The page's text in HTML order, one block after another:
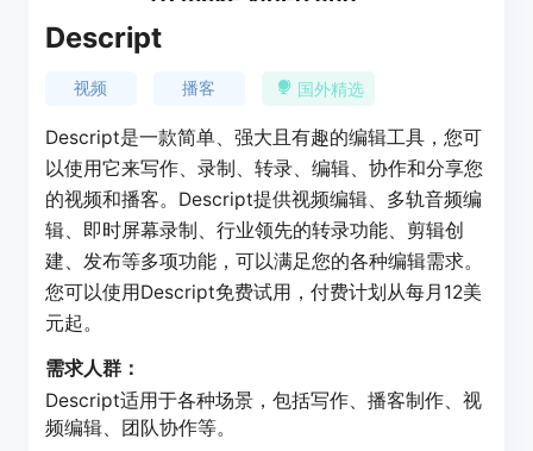
Descript
视频 播客 国外精选
Descript是一款简单、强大且有趣的编辑工具，您可
以使用它来写作、录制、转录、编辑、协作和分享您
的视频和播客。Descript提供视频编辑、多轨音频编
辑、即时屏幕录制、行业领先的转录功能、剪辑创
建、发布等多项功能，可以满足您的各种编辑需求。
您可以使用Descript免费试用，付费计划从每月12美
元起。
需求人群：
Descript适用于各种场景，包括写作、播客制作、视
频编辑、团队协作等。